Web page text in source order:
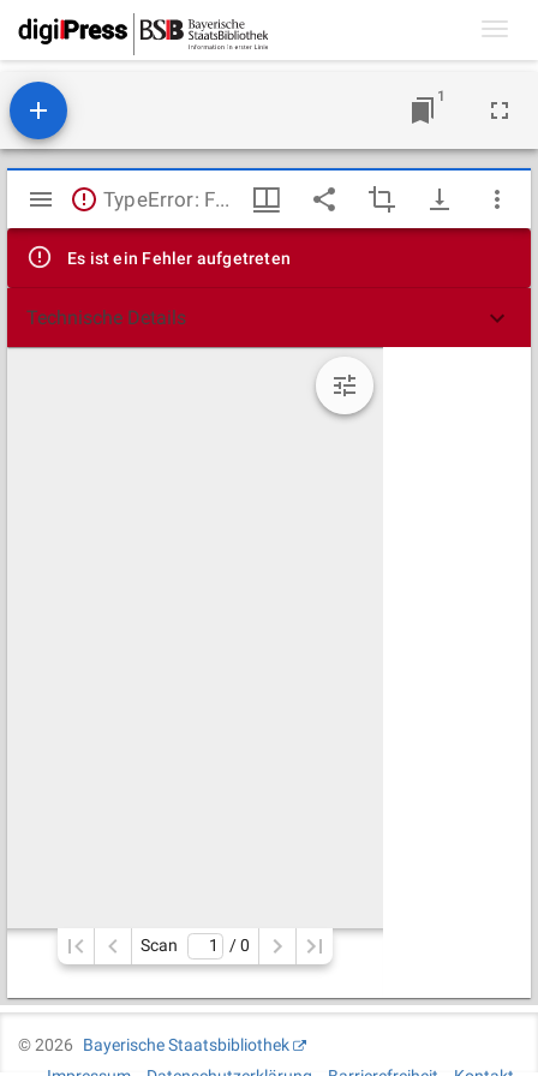
1
Mirador
Viewer
TypeError: Failed to fetch
Es ist ein Fehler aufgetreten
Technische Details
Scan / 0
©2026
Bayerische Staatsbibliothek